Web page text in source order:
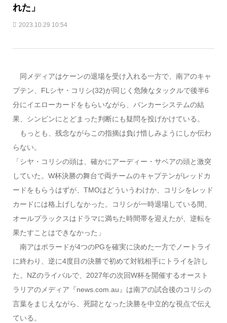
れた」
2023.10.29 10:54
同メディアはケーンの退場を受け入れる一方で、南アのキャ
プテン、FLシヤ・コリシ(32)が同じく危険なタックルで後半6
分にイエローカードをもらいながら、バンカーシステムの結
果、シンビンにとどまった判断にも疑問を投げかけている。
もっとも、残念ながらこの指摘は負け惜しみようにしか伝わ
らない。
「シヤ・コリシの頭は、確かにアーディー・サベアの頭と激突
していた。W杯決勝の舞台で両チームのキャプテンがレッドカ
ードをもらうはずが、TMOはどういうわけか、コリシをレッド
カードには格上げしなかった。コリシが一時退場している間、
オールブラックスはドラマに満ちた時間帯を迎えたが、逆転を
果たすことはできなかった」
南アはポラードが4つのPGを確実に決めた一方でノートライ
に終わり、逆に4度目の決勝で初めて対戦相手にトライを許し
た。NZのライバルで、2027年の次回W杯を開催するオースト
ラリアのメディア『news.com.au』は南アの試合後のコリシの
言葉をまじえながら、死闘となった決勝を中立的な視点で伝え
ている。